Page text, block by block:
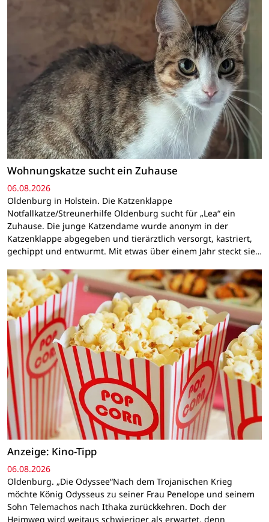
Wohnungskatze sucht ein Zuhause
06.08.2026
Oldenburg in Holstein. Die Katzenklappe
Notfallkatze/Streunerhilfe Oldenburg sucht für „Lea“ ein
Zuhause. Die junge Katzendame wurde anonym in der
Katzenklappe abgegeben und tierärztlich versorgt, kastriert,
gechippt und entwurmt. Mit etwas über einem Jahr steckt sie…
Anzeige: Kino-Tipp
06.08.2026
Oldenburg. „Die Odyssee“Nach dem Trojanischen Krieg
möchte König Odysseus zu seiner Frau Penelope und seinem
Sohn Telemachos nach Ithaka zurückkehren. Doch der
Heimweg wird weitaus schwieriger als erwartet, denn